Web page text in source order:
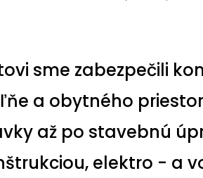
sme zabezpečili
a obytného
až po stavebnú
elektro - a